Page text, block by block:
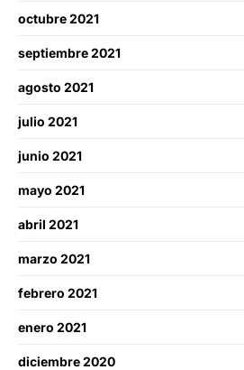
octubre 2021
septiembre 2021
agosto 2021
julio 2021
junio 2021
mayo 2021
abril 2021
marzo 2021
febrero 2021
enero 2021
diciembre 2020